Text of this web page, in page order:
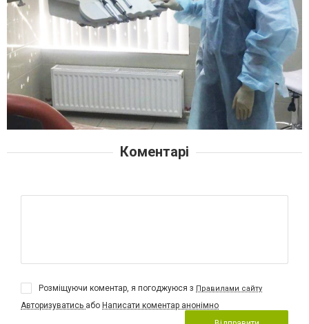
Коментарі
Розміщуючи коментар, я погоджуюся з Правилами сайту
Авторизуватись або Написати коментар анонімно